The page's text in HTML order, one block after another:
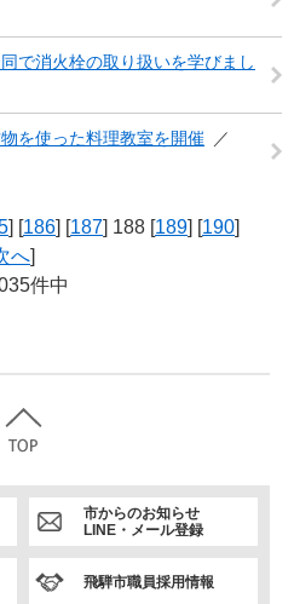
で消火栓の取り扱いを学びまし
を使った料理教室を開催
] [186] [187] 188 [189] [190]
へ]
件中
市からのお知らせ
LINE・メール登録
飛騨市職員採用情報